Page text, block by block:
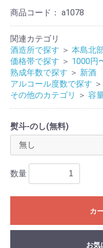
商品コード： a1078
関連カテゴリ
酒造所で探す ＞ 本島北
価格帯で探す ＞ 1000円
熟成年数で探す ＞ 新酒
アルコール度数で探す ＞
その他のカテゴリ
＞ 容
熨斗-のし(無料)
数量
カ
お気